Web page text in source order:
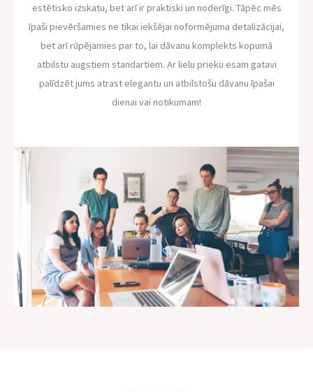
estētisko izskatu, bet arī ir praktiski un noderīgi. Tāpēc mēs
īpaši pievēršamies ne tikai iekšējai noformējuma detalizācijai,
bet arī rūpējamies par to, lai dāvanu komplekts kopumā
atbilstu augstiem standartiem. Ar lielu prieku esam gatavi
palīdzēt jums atrast elegantu un atbilstošu dāvanu īpašai
dienai vai notikumam!